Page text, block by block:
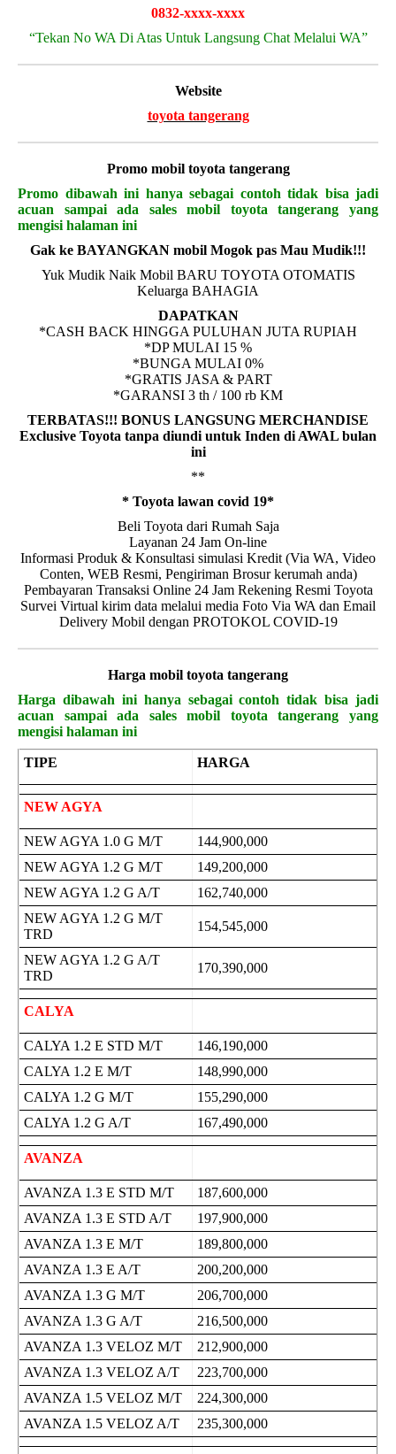
0832-xxxx-xxxx
“Tekan No WA Di Atas Untuk Langsung Chat Melalui WA”
Website
toyota tangerang
Promo mobil toyota tangerang
Promo dibawah ini hanya sebagai contoh tidak bisa jadi
acuan sampai ada sales mobil toyota tangerang yang
mengisi halaman ini
Gak ke BAYANGKAN mobil Mogok pas Mau Mudik!!!
Yuk Mudik Naik Mobil BARU TOYOTA OTOMATIS
Keluarga BAHAGIA
DAPATKAN
*CASH BACK HINGGA PULUHAN JUTA RUPIAH
*DP MULAI 15 %
*BUNGA MULAI 0%
*GRATIS JASA & PART
*GARANSI 3 th / 100 rb KM
TERBATAS!!! BONUS LANGSUNG MERCHANDISE
Exclusive Toyota tanpa diundi untuk Inden di AWAL bulan
ini
**
* Toyota lawan covid 19*
Beli Toyota dari Rumah Saja
Layanan 24 Jam On-line
Informasi Produk & Konsultasi simulasi Kredit (Via WA, Video
Conten, WEB Resmi, Pengiriman Brosur kerumah anda)
Pembayaran Transaksi Online 24 Jam Rekening Resmi Toyota
Survei Virtual kirim data melalui media Foto Via WA dan Email
Delivery Mobil dengan PROTOKOL COVID-19
Harga mobil toyota tangerang
Harga dibawah ini hanya sebagai contoh tidak bisa jadi
acuan sampai ada sales mobil toyota tangerang yang
mengisi halaman ini
TIPE HARGA
NEW AGYA
NEW AGYA 1.0 G M/T
144,900,000
NEW AGYA 1.2 G M/T
149,200,000
NEW AGYA 1.2 G A/T
162,740,000
NEW AGYA 1.2 G M/T
TRD
154,545,000
NEW AGYA 1.2 G A/T
TRD
170,390,000
CALYA
CALYA 1.2 E STD M/T
146,190,000
CALYA 1.2 E M/T
148,990,000
CALYA 1.2 G M/T
155,290,000
CALYA 1.2 G A/T
167,490,000
AVANZA
AVANZA 1.3 E STD M/T
187,600,000
AVANZA 1.3 E STD A/T
197,900,000
AVANZA 1.3 E M/T
189,800,000
AVANZA 1.3 E A/T
200,200,000
AVANZA 1.3 G M/T
206,700,000
AVANZA 1.3 G A/T
216,500,000
AVANZA 1.3 VELOZ M/T
212,900,000
AVANZA 1.3 VELOZ A/T
223,700,000
AVANZA 1.5 VELOZ M/T
224,300,000
AVANZA 1.5 VELOZ A/T
235,300,000